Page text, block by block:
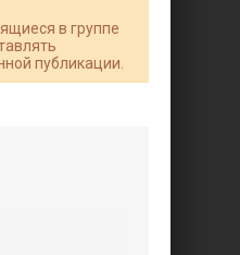
в группе
публикации.